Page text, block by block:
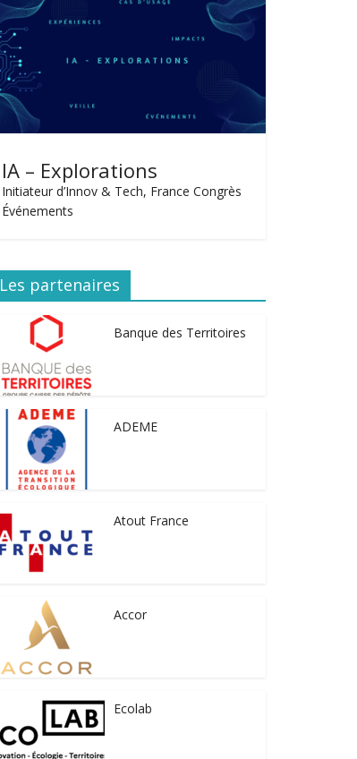
IA – Explorations
Initiateur d’Innov & Tech, France Congrès
Événements
Les partenaires
Banque des Territoires
ADEME
Atout France
Accor
Ecolab